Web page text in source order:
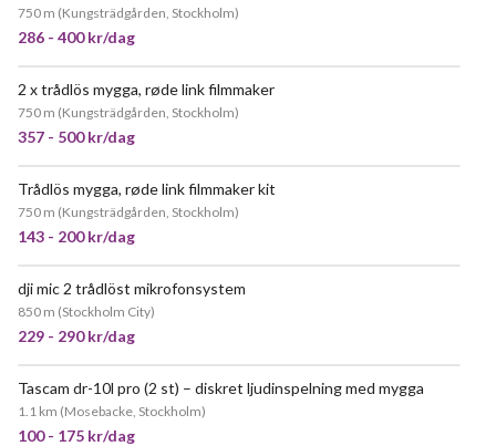
750 m (Kungsträdgården, Stockholm)
286 - 400 kr/dag
2 x trådlös mygga, røde link filmmaker
750 m (Kungsträdgården, Stockholm)
357 - 500 kr/dag
Trådlös mygga, røde link filmmaker kit
750 m (Kungsträdgården, Stockholm)
143 - 200 kr/dag
dji mic 2 trådlöst mikrofonsystem
850 m (Stockholm City)
229 - 290 kr/dag
Tascam dr-10l pro (2 st) – diskret ljudinspelning med mygga
1.1 km (Mosebacke, Stockholm)
100 - 175 kr/dag